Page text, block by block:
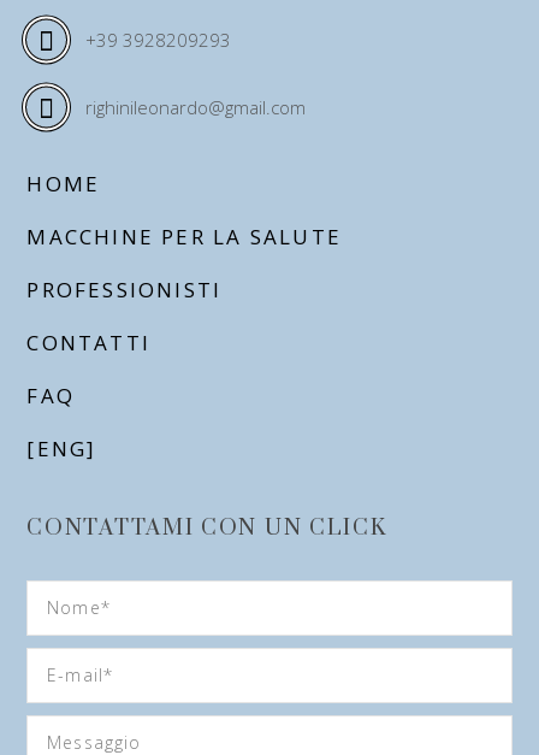
+39 3928209293
righinileonardo@gmail.com
HOME
MACCHINE PER LA SALUTE
PROFESSIONISTI
CONTATTI
FAQ
[ENG]
CONTATTAMI CON UN CLICK